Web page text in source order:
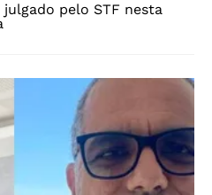
pelo STF nesta